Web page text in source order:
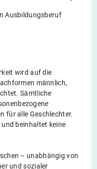
Ausbildungsberuf
wird auf die
männlich,
Sämtliche
für alle Geschlechter.
beinhaltet keine
– unabhängig von
und sozialer